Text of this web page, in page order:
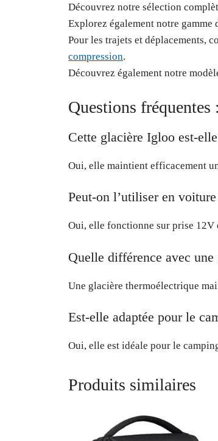
Découvrez notre sélection
Explorez également notre gamme
Pour les trajets et déplacements,
compression.
Découvrez également notre
Questions fréquentes :
Cette glacière Igloo est-
Oui, elle maintient efficacement
Peut-on l’utiliser en voiture
Oui, elle fonctionne sur prise 12V
Quelle différence avec
Une glacière thermoélectrique
Est-elle adaptée pour le
Oui, elle est idéale pour le
Produits similaires